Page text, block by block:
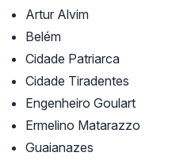
Artur Alvim
Belém
Cidade Patriarca
Cidade Tiradentes
Engenheiro Goulart
Ermelino Matarazzo
Guaianazes